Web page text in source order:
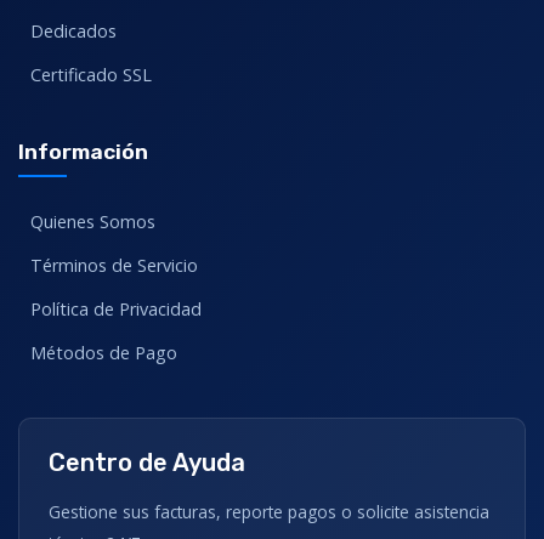
Dedicados
Certificado SSL
Información
Quienes Somos
Términos de Servicio
Política de Privacidad
Métodos de Pago
Centro de Ayuda
Gestione sus facturas, reporte pagos o solicite asistencia